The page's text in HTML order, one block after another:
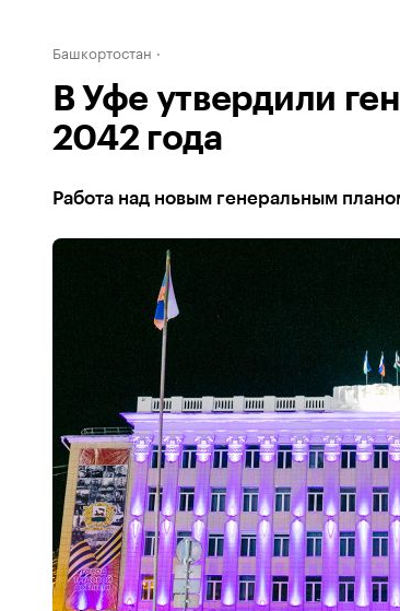
Башкортостан
В Уфе утвердили
2042 года
Работа над новым генеральным